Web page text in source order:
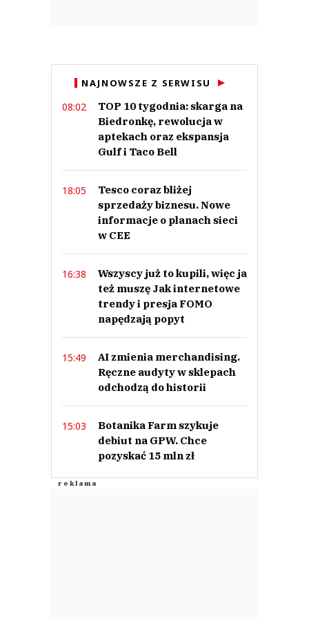
NAJNOWSZE Z SERWISU
08:02
TOP 10 tygodnia: skarga na
Biedronkę, rewolucja w
aptekach oraz ekspansja
Gulf i Taco Bell
18:05
Tesco coraz bliżej
sprzedaży biznesu. Nowe
informacje o planach sieci
w CEE
16:38
Wszyscy już to kupili, więc ja
też muszę Jak internetowe
trendy i presja FOMO
napędzają popyt
15:49
AI zmienia merchandising.
Ręczne audyty w sklepach
odchodzą do historii
15:03
Botanika Farm szykuje
debiut na GPW. Chce
pozyskać 15 mln zł